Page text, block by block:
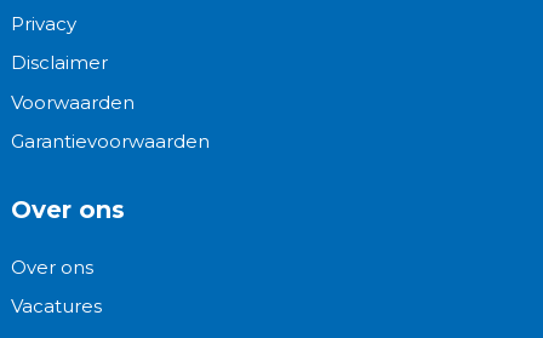
Privacy
Disclaimer
Voorwaarden
Garantievoorwaarden
Over ons
Over ons
Vacatures